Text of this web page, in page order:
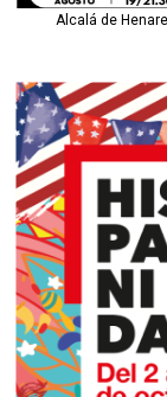
Alcalá de